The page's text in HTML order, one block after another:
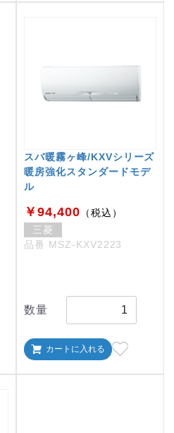
スバ暖霧ヶ峰/KXVシリーズ
暖房強化スタンダードモデ
ル
￥94,400 （税込）
三菱
品番 MSZ-KXV2223
数量
カートに入れる